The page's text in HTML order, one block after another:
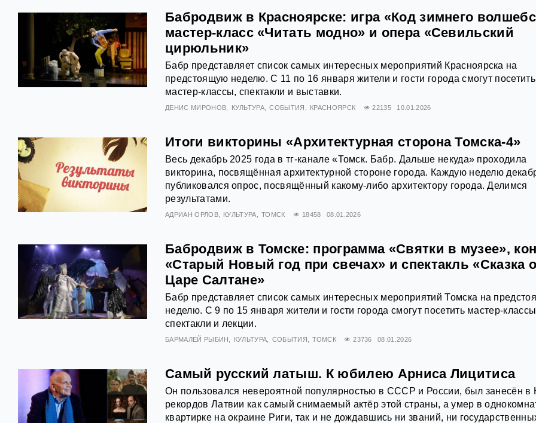
Бабродвиж в Красноярске: игра «Код зимнего
мастер-класс «Читать модно» и опера «Севильский
цирюльник»
Бабр представляет список самых интересных мероприятий Красноярска на
предстоящую неделю. С 11 по 16 января жители и гости города смогут посетить
мастер-классы, спектакли и выставки.
ДЕНИС МИРОНОВ КУЛЬТУРА СОБЫТИЯ КРАСНОЯРСК 22135 10.01.2026
Итоги викторины «Архитектурная сторона Томска-4»
Весь декабрь 2025 года в тг-канале «Томск. Бабр. Дальше некуда» проходила
викторина, посвящённая архитектурной стороне города. Каждую неделю
публиковался опрос, посвящённый какому-либо архитектору города. Делимся
результатами.
АДРИАН ОРЛОВ КУЛЬТУРА ТОМСК 18458 08.01.2026
Бабродвиж в Томске: программа «Святки в музее»,
«Старый Новый год при свечах» и спектакль «Сказка о
Царе Салтане»
Бабр представляет список самых интересных мероприятий Томска на
неделю. С 9 по 15 января жители и гости города смогут посетить мастер-
спектакли и лекции.
БАРМАЛЕЙ РЫБИН КУЛЬТУРА СОБЫТИЯ ТОМСК 23736 08.01.2026
Самый русский латыш. К юбилею Арниса Лицитиса
Он пользовался невероятной популярностью в СССР и России, был занесён в
рекордов Латвии как самый снимаемый актёр этой страны, а умер в
квартирке на окраине Риги, так и не дождавшись ни званий, ни